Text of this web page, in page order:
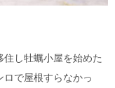
し牡蠣小屋を始めた
で屋根すらなかっ